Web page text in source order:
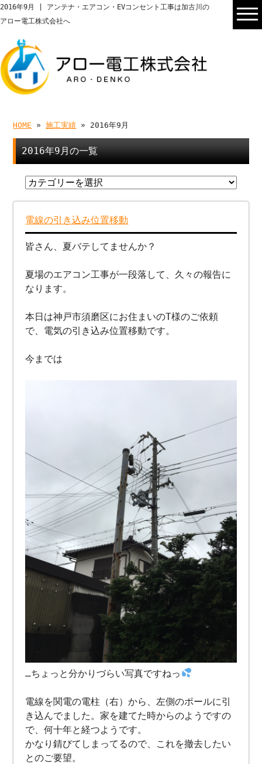
2016年9月 | アンテナ・エアコン・EVコンセント工事は加古川の
アロー電工株式会社へ
HOME »施工実績 » 2016年9月
2016年9月の一覧
電線の引き込み位置移動
皆さん、夏バテしてませんか？
夏場のエアコン工事が一段落して、久々の報告に
なります。
本日は神戸市須磨区にお住まいのT様のご依頼
で、電気の引き込み位置移動です。
今までは
…ちょっと分かりづらい写真ですねっ
電線を関電の電柱（右）から、左側のポールに引
き込んでました。家を建てた時からのようですの
で、何十年と経つようです。
かなり錆びてしまってるので、これを撤去したい
とのご要望。